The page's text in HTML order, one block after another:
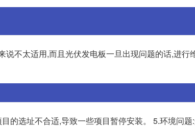
不太适用,而且光伏发电板一旦出现问题的话,进行
的选址不合适,导致一些项目暂停安装。 5.环境问